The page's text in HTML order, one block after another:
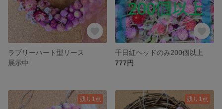
ラブリーハート型リース
展示中
千日紅ヘッドのみ200個以上
777円
残り1点 残り1点